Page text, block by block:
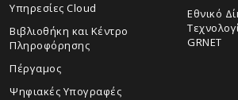
Υπηρεσίες Cloud
Βιβλιοθήκη και Κέντρο
Πληροφόρησης
Πέργαμος
Ψηφιακές Υπογραφές
Εθνικό
GRNET